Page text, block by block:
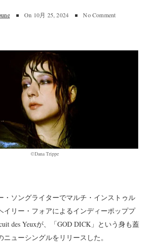
On 10月 25, 2024 No Comment
©Dana Trippe
・ソングライターでマルチ・インストゥル
イリー・フォアによるインディーポッププ
des Yeuxが、「GOD DICK」という身も蓋
ニューシングルをリリースした。